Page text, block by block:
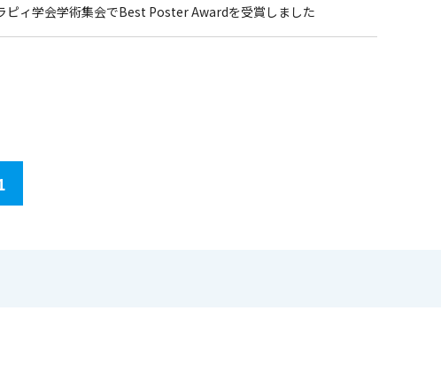
ピィ学会学術集会でBest Poster Awardを受賞しました